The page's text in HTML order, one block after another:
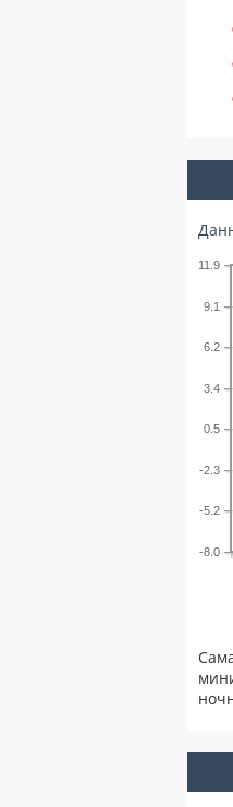
-8.0
-5.2
-2.3
0.5
3.4
6.2
9.1
11.9